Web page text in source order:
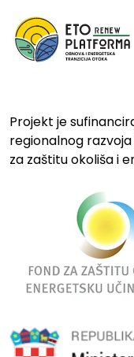
Projekt je
regionalnog
za zaštitu okoliša i